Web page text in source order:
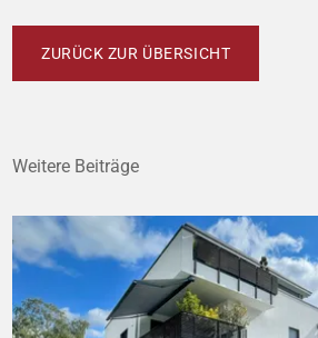
ZURÜCK ZUR ÜBERSICHT
Weitere Beiträge